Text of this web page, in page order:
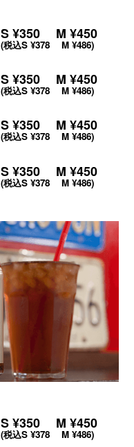
S ¥350 M ¥450
(税込S ¥378 M ¥486)
S ¥350 M ¥450
(税込S ¥378 M ¥486)
S ¥350 M ¥450
(税込S ¥378 M ¥486)
S ¥350 M ¥450
(税込S ¥378 M ¥486)
S ¥350 M ¥450
(税込S ¥378 M ¥486)